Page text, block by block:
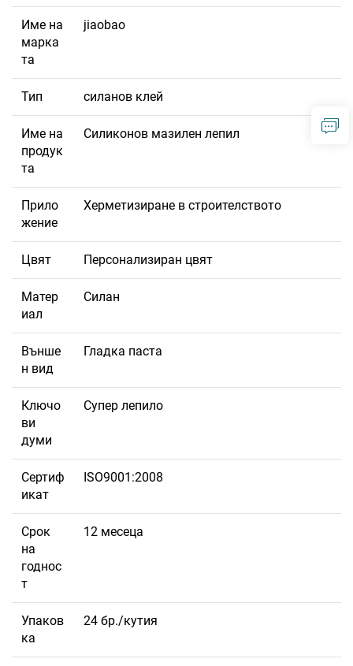
Име на
марка
та
jiaobao
Тип силанов клей
Име на
продук
та
Силиконов мазилен лепил
Прило
жение
Херметизиране в строителството
Цвят Персонализиран цвят
Матер
иал
Силан
Външе
н вид
Гладка паста
Ключо
ви
думи
Супер лепило
Сертиф
икат
ISO9001:2008
Срок
на
годнос
т
12 месеца
Упаков
ка
24 бр./кутия